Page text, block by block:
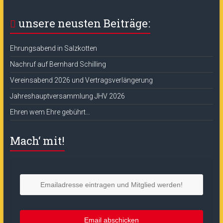
unsere neusten Beiträge:
Ehrungsabend in Salzkotten
Nachruf auf Bernhard Schilling
Vereinsabend 2026 und Vertragsverlängerung
Jahreshauptversammlung JHV 2026
Ehren wem Ehre gebührt…
Mach‘ mit!